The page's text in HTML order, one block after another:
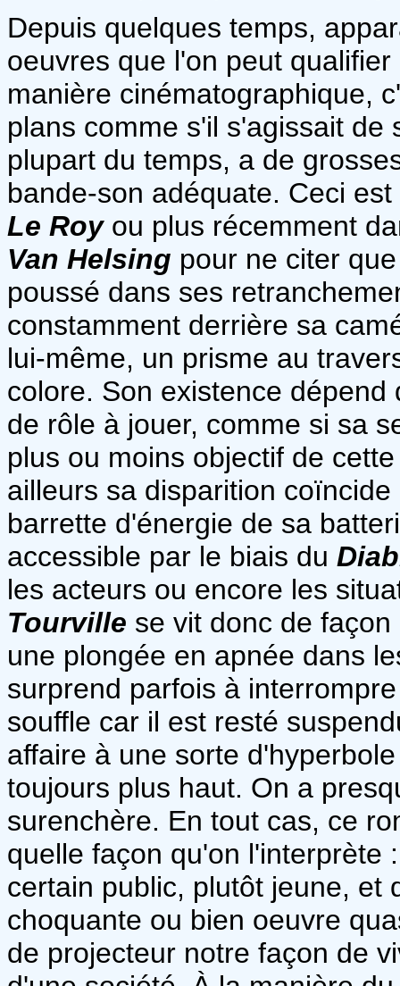
Depuis quelques temps,
oeuvres que l'on peut
manière cinématographique,
plans comme s'il s'agissait
plupart du temps, a de
bande-son adéquate. Ceci
Le Royou plus récemment
Van Helsing pour ne citer
poussé dans ses
constamment derrière sa
lui-même, un prisme au
colore. Son existence
de rôle à jouer, comme si sa
plus ou moins objectif de
ailleurs sa disparition
barrette d'énergie de sa
accessible par le biais du
les acteurs ou encore les
Tourville se vit donc de
une plongée en apnée dans
surprend parfois à
souffle car il est resté
affaire à une sorte
toujours plus haut. On a
surenchère. En tout cas, ce
quelle façon qu'on l'interprète
certain public, plutôt jeune, et
choquante ou bien oeuvre
de projecteur notre façon de